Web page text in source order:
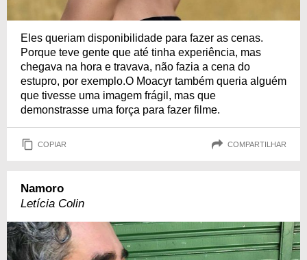
Eles queriam disponibilidade para fazer as cenas.
Porque teve gente que até tinha experiência, mas
chegava na hora e travava, não fazia a cena do
estupro, por exemplo.O Moacyr também queria alguém
que tivesse uma imagem frágil, mas que
demonstrasse uma força para fazer filme.
COPIAR COMPARTILHAR
Namoro
Letícia Colin